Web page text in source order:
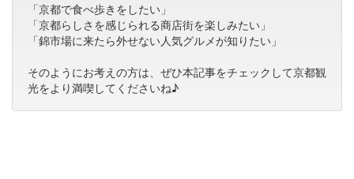
「京都で食べ歩きをしたい」
「京都らしさを感じられる商店街を楽しみたい」
「錦市場に来たら外せない人気グルメが知りたい」
そのようにお考えの方は、ぜひ本記事をチェックして京都観
光をより満喫してくださいね♪